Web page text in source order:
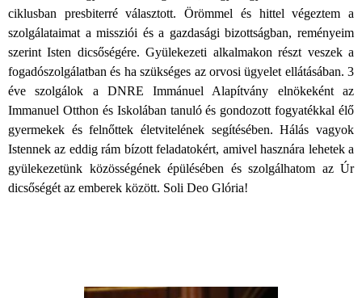
ciklusban presbiterré választott. Örömmel és hittel végeztem a
szolgálataimat a missziói és a gazdasági bizottságban, reményeim
szerint Isten dicsőségére. Gyülekezeti alkalmakon részt veszek a
fogadószolgálatban és ha szükséges az orvosi ügyelet ellátásában. 3
éve szolgálok a DNRE Immánuel Alapítvány elnökeként az
Immanuel Otthon és Iskolában tanuló és gondozott fogyatékkal élő
gyermekek és felnőttek életvitelének segítésében. Hálás vagyok
Istennek az eddig rám bízott feladatokért, amivel hasznára lehetek a
gyülekezetünk közösségének épülésében és szolgálhatom az Úr
dicsőségét az emberek között. Soli Deo Glória!